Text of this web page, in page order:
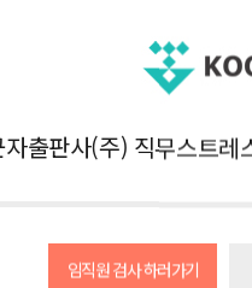
군자출판사(주) 직무스트레